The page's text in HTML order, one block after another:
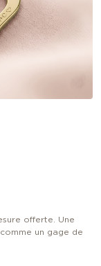
offerte. Une
un gage de